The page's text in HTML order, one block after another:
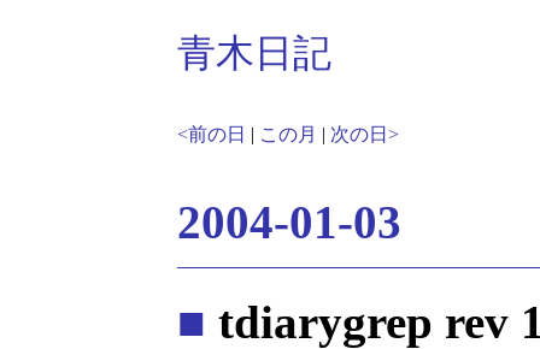
青木日記
<前の日 | この月 | 次の日>
2004-01-03
■ tdiarygrep rev